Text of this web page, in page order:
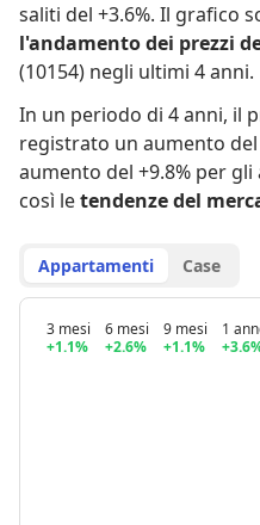
saliti del +3.6%. Il grafico
l'andamento dei prezzi
(10154) negli ultimi 4 anni.
In un periodo di 4 anni, il
registrato un aumento del
aumento del +9.8% per
così letendenze del
Appartamenti Case
3 mesi
+1.1%
6 mesi
+2.6%
9 mesi
+1.1%
1